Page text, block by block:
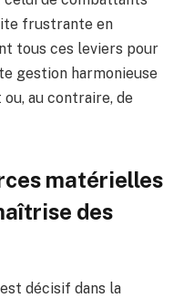
frustrante en
tous ces leviers pour
gestion harmonieuse
au contraire, de
matérielles
des
décisif dans la